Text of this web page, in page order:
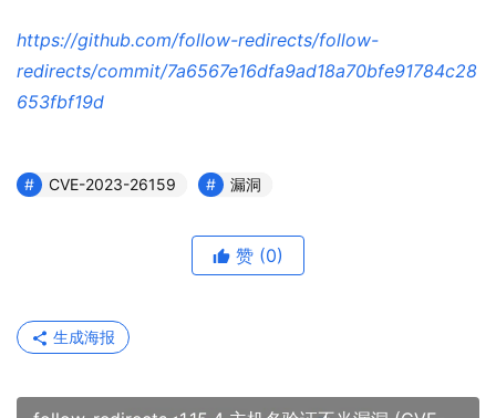
https://github.com/follow-redirects/follow-
redirects/commit/7a6567e16dfa9ad18a70bfe91784c28
653fbf19d
CVE-2023-26159 漏洞
赞 (0)
生成海报